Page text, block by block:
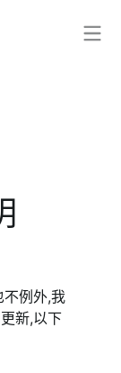
不例外,我
新,以下